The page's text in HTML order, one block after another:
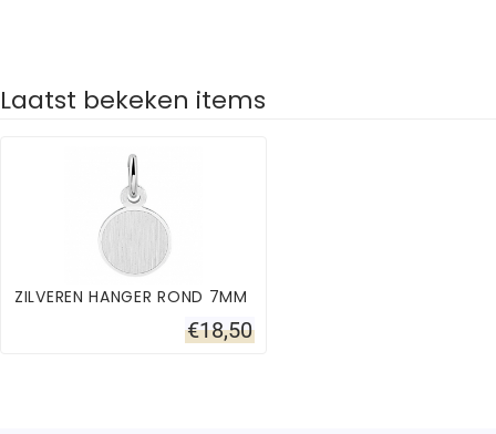
Laatst bekeken items
ZILVEREN HANGER ROND 7MM
€18,50